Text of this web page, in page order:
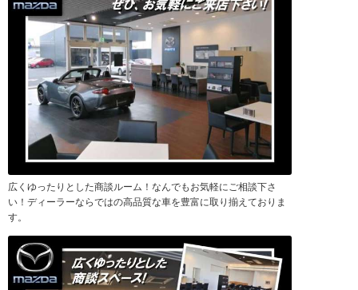
広くゆったりとした商談ルーム！なんでもお気軽にご相談下さ
い！ディーラーならではの高品質な車を豊富に取り揃えておりま
す。